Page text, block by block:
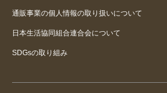
通販事業の個人情報の取り扱いについて
日本生活協同組合連合会について
SDGsの取り組み